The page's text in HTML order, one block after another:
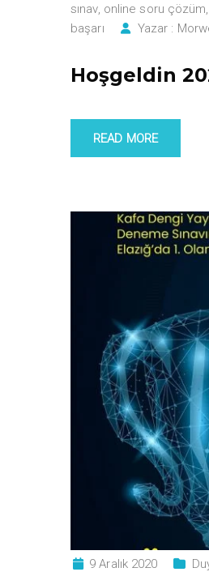
sınav, online soru çözüm,
başarı
Yazar :
Hoşgeldin
READ MORE
9 Aralık 2020